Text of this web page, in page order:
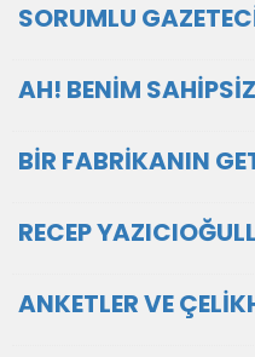
SORUMLU
AH! BENİM
BİR FABRİKANIN
RECEP
ANKETLER VE